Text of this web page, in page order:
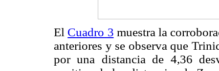
El Cuadro 3 muestra la
anteriores y se observa que
por una distancia de 4,36